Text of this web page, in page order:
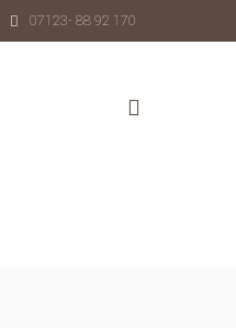
07123- 88 92 170